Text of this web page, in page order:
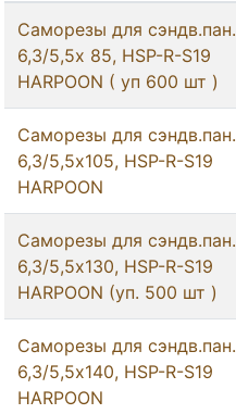
Саморезы для сэндв.пан.
6,3/5,5х 85, HSP-R-S19
HARPOON ( уп 600 шт )
Саморезы для сэндв.пан.
6,3/5,5х105, HSP-R-S19
HARPOON
Саморезы для сэндв.пан.
6,3/5,5х130, HSP-R-S19
HARPOON (уп. 500 шт )
Саморезы для сэндв.пан.
6,3/5,5х140, HSP-R-S19
HARPOON